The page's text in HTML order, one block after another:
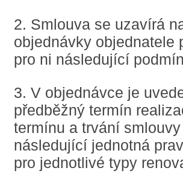
2. Smlouva se uzavírá
objednávky objednatele
pro ni následující
3. V objednávce je
předběžný termín
termínu a trvání
následující jednotná
pro jednotlivé typy